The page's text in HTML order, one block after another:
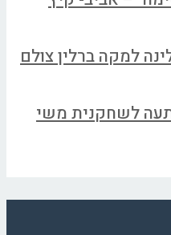
של קרולינה למקה ברלין צולם
לשחקנית משי